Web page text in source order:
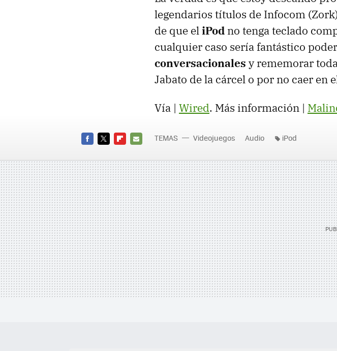
legendarios títulos de Infocom
de que eliPod no tenga teclado
cualquier caso sería fantástico
conversacionales y rememorar
Jabato de la cárcel o por no caer en
Vía | Wired. Más información |
MAIL
TEMAS Videojuegos Audio iPod